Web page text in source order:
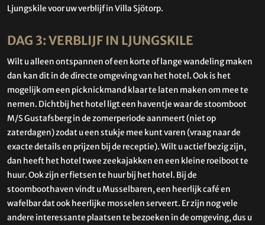
Ljungskile voor uw verblijf in Villa Sjötorp.
DAG 3: VERBLIJF IN LJUNGSKILE
Wilt u alleen ontspannen of een korte of lange wandeling maken
dan kan dit in de directe omgeving van het hotel. Ook is het
mogelijk om een picknickmand klaar te laten maken om mee te
nemen. Dichtbij het hotel ligt een haventje waar de stoomboot
M/S Gustafsberg in de zomerperiode aanmeert (niet op
zaterdagen) zodat u een stukje mee kunt varen (vraag naar de
exacte details en prijzen bij de receptie). Wilt u actief bezig zijn,
dan heeft het hotel twee zeekajakken en een kleine roeiboot te
huur. Ook zijn er fietsen te huur bij het hotel. Bij de
stoomboothaven vindt u Musselbaren, een heerlijk café en
wafelbar dat ook heerlijke mosselen serveert. Er zijn nog vele
andere interessante plaatsen te bezoeken in de omgeving, dus u